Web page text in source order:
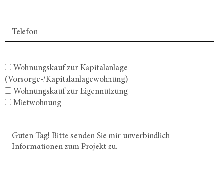
Wohnungskauf zur Kapitalanlage
(Vorsorge-/Kapitalanlagewohnung)
Wohnungskauf zur Eigennutzung
Mietwohnung